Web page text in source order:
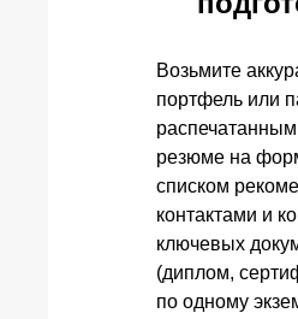
Возьмите
портфель или
резюме на
списком
контактами и
ключевых
(диплом,
по одному